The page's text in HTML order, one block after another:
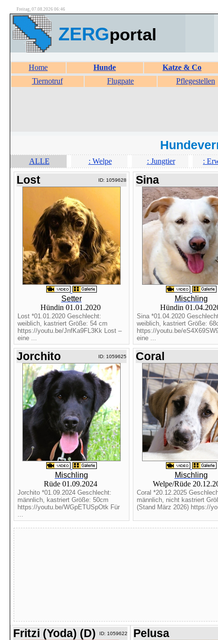
Freitag, 07.08.2026 06:46
ZERGportal
Home Hunde
Katze & Co
Tiernotruf
Flugpate Pflegestellen
ALLE : Welpe : Jungtier :
Lost ID: 1059628
Setter
Hündin 01.01.2020
Lost *01.01.2020 Geschlecht:
weiblich, kastriert Größe: 54 cm
https://youtu.be/JnfKa9FL3Kk Lost –
eine ...
Sina
Mischling
Hündin
Sina *01.04.2020
weiblich, kastriert Größe:
https://youtu.be/
eine ...
Jorchito ID: 1059625
Mischling
Rüde 01.09.2024
Jorchito *01.09.2024 Geschlecht:
männlich, kastriert Größe: 50cm
https://youtu.be/WGpETUSpOtk Für
...
Coral
Mischling
Welpe/Rüde
Coral *20.12.2025
männlich, nicht kastriert
(Stand März 2026) https://
Fritzi (Yoda) (D) ID: 1059622 Pelusa